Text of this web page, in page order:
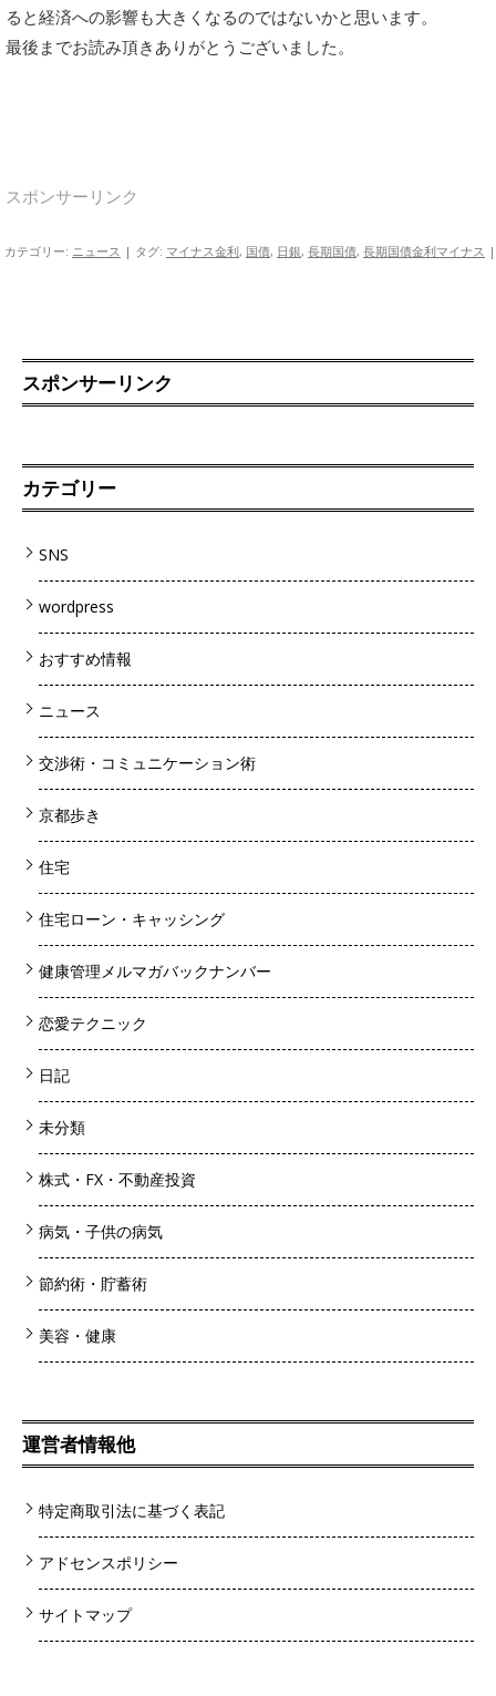
ると経済への影響も大きくなるのではないかと思います。
最後までお読み頂きありがとうございました。
スポンサーリンク
カテゴリー: ニュース | タグ: マイナス金利, 国債, 日銀, 長期国債, 長期国債金利マイナス |
スポンサーリンク
カテゴリー
SNS
wordpress
おすすめ情報
ニュース
交渉術・コミュニケーション術
京都歩き
住宅
住宅ローン・キャッシング
健康管理メルマガバックナンバー
恋愛テクニック
日記
未分類
株式・FX・不動産投資
病気・子供の病気
節約術・貯蓄術
美容・健康
運営者情報他
特定商取引法に基づく表記
アドセンスポリシー
サイトマップ